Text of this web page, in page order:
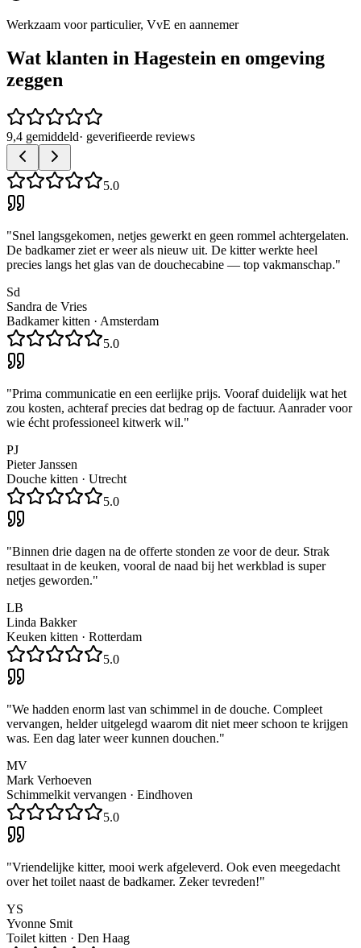
Werkzaam voor particulier, VvE en aannemer
Wat klanten in Hagestein en omgeving
zeggen
9,4 gemiddeld· geverifieerde reviews
5.0
"Snel langsgekomen, netjes gewerkt en geen rommel achtergelaten.
De badkamer ziet er weer als nieuw uit. De kitter werkte heel
precies langs het glas van de douchecabine — top vakmanschap."
Sd
Sandra de Vries
Badkamer kitten · Amsterdam
5.0
"Prima communicatie en een eerlijke prijs. Vooraf duidelijk wat het
zou kosten, achteraf precies dat bedrag op de factuur. Aanrader voor
wie écht professioneel kitwerk wil."
PJ
Pieter Janssen
Douche kitten · Utrecht
5.0
"Binnen drie dagen na de offerte stonden ze voor de deur. Strak
resultaat in de keuken, vooral de naad bij het werkblad is super
netjes geworden."
LB
Linda Bakker
Keuken kitten · Rotterdam
5.0
"We hadden enorm last van schimmel in de douche. Compleet
vervangen, helder uitgelegd waarom dit niet meer schoon te krijgen
was. Een dag later weer kunnen douchen."
MV
Mark Verhoeven
Schimmelkit vervangen · Eindhoven
5.0
"Vriendelijke kitter, mooi werk afgeleverd. Ook even meegedacht
over het toilet naast de badkamer. Zeker tevreden!"
YS
Yvonne Smit
Toilet kitten · Den Haag